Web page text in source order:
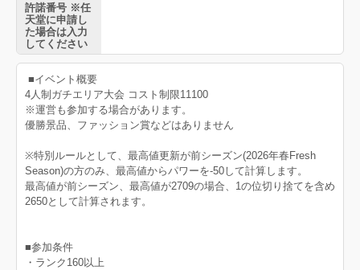
許諾番号 ※任
天堂に申請し
た場合は入力
してください
■イベント概要
4人制ガチエリア大会 コスト制限11100
※運営も参加する場合があります。
優勝景品、ファッション賞などはありません
※特別ルールとして、最高値更新が前シーズン(2026年春Fresh
Season)の方のみ、最高値からパワーを-50して計算します。
最高値が前シーズン、最高値が2709の場合、1の位切り捨てを含め
2650として計算されます。
■参加条件
・ランク160以上